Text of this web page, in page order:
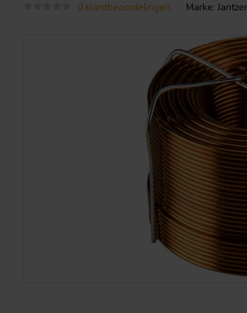
0 klantbeoordelingen Marke: